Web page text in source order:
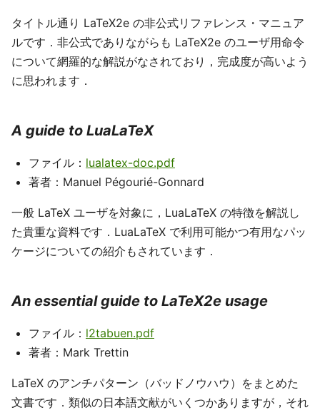
タイトル通り LaTeX2e の非公式リファレンス・マニュア
ルです．非公式でありながらも LaTeX2e のユーザ用命令
について網羅的な解説がなされており，完成度が高いよう
に思われます．
A guide to LuaLaTeX
ファイル： lualatex-doc.pdf
著者：Manuel Pégourié-Gonnard
一般 LaTeX ユーザを対象に，LuaLaTeX の特徴を解説し
た貴重な資料です．LuaLaTeX で利用可能かつ有用なパッ
ケージについての紹介もされています．
An essential guide to LaTeX2e usage
ファイル： l2tabuen.pdf
著者：Mark Trettin
LaTeX のアンチパターン（バッドノウハウ）をまとめた
文書です．類似の日本語文献がいくつかありますが，それ